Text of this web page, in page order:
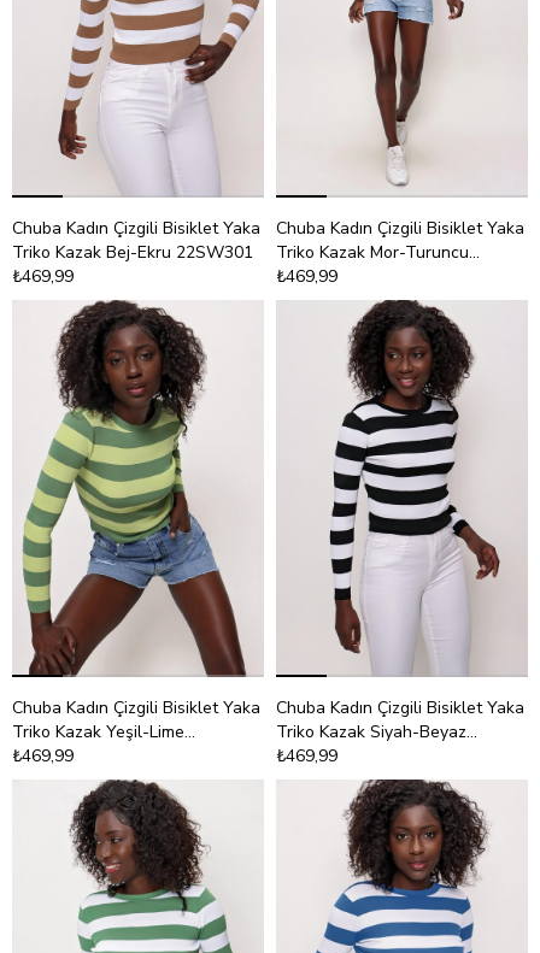
Chuba Kadın Çizgili Bisiklet Yaka
Triko Kazak Bej-Ekru 22SW301
₺469,99
Chuba Kadın Çizgili Bisiklet Yaka
Triko Kazak Mor-Turuncu
22SW301
₺469,99
Chuba Kadın Çizgili Bisiklet Yaka
Triko Kazak Yeşil-Lime
22SW301
₺469,99
Chuba Kadın Çizgili Bisiklet Yaka
Triko Kazak Siyah-Beyaz
22SW301
₺469,99